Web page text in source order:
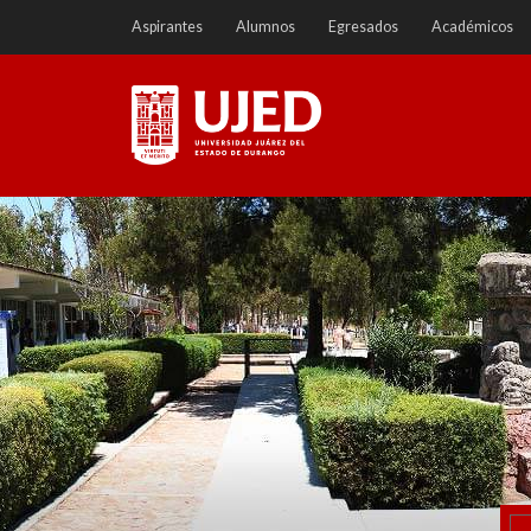
a
Aspirantes Alumnos Egresados Académicos
Universidad Juárez del
Estado de Durango